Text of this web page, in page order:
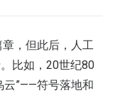
，但此后，人工
比如，20世纪80
云”——符号落地和